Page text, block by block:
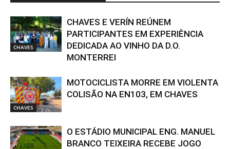
CHAVES
CHAVES E VERÍN REÚNEM
PARTICIPANTES EM EXPERIÊNCIA
DEDICADA AO VINHO DA D.O.
MONTERREI
CHAVES
MOTOCICLISTA MORRE EM VIOLENTA
COLISÃO NA EN103, EM CHAVES
O ESTÁDIO MUNICIPAL ENG. MANUEL
BRANCO TEIXEIRA RECEBE JOGO